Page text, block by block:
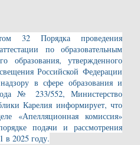
32 Порядка проведения
по образовательным
образования, утвержденного
Российской Федерации
в сфере образования и
№ 233/552, Министерство
Карелия информирует, что
«Апелляционная комиссия»
подачи и рассмотрения
в 2025 году.